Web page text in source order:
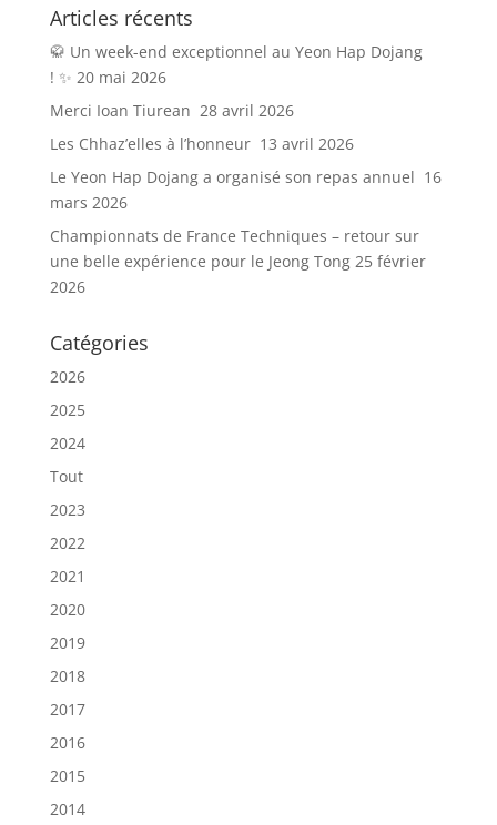
Articles récents
🥋 Un week-end exceptionnel au Yeon Hap Dojang
! ✨ 20 mai 2026
Merci Ioan Tiurean 28 avril 2026
Les Chhaz’elles à l’honneur 13 avril 2026
Le Yeon Hap Dojang a organisé son repas annuel 16
mars 2026
Championnats de France Techniques – retour sur
une belle expérience pour le Jeong Tong 25 février
2026
Catégories
2026
2025
2024
Tout
2023
2022
2021
2020
2019
2018
2017
2016
2015
2014